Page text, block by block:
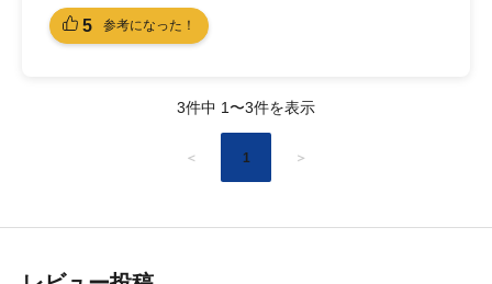
5 参考になった！
3件中 1〜3件を表示
＜ 1 ＞